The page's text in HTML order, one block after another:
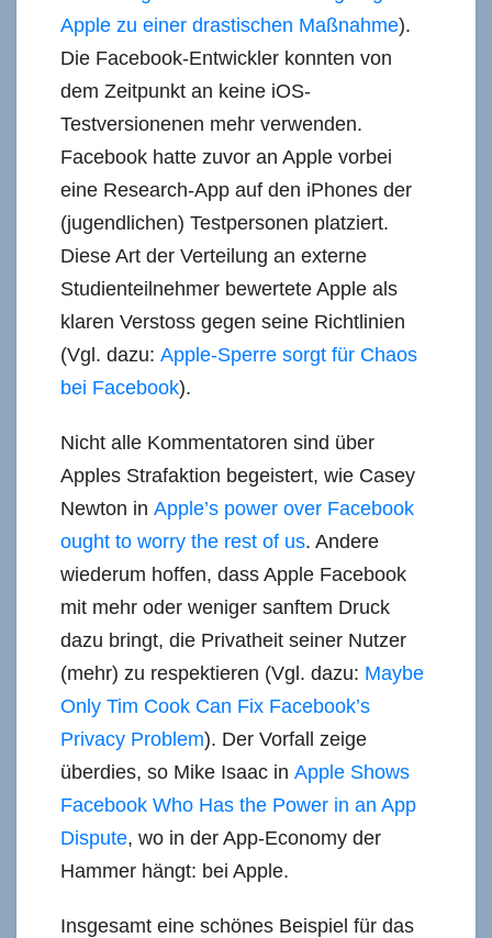
Apple zu einer drastischen Maßnahme).
Die Facebook-Entwickler konnten von
dem Zeitpunkt an keine iOS-
Testversionenen mehr verwenden.
Facebook hatte zuvor an Apple vorbei
eine Research-App auf den iPhones der
(jugendlichen) Testpersonen platziert.
Diese Art der Verteilung an externe
Studienteilnehmer bewertete Apple als
klaren Verstoss gegen seine Richtlinien
(Vgl. dazu: Apple-Sperre sorgt für Chaos
bei Facebook).
Nicht alle Kommentatoren sind über
Apples Strafaktion begeistert, wie Casey
Newton in Apple’s power over Facebook
ought to worry the rest of us. Andere
wiederum hoffen, dass Apple Facebook
mit mehr oder weniger sanftem Druck
dazu bringt, die Privatheit seiner Nutzer
(mehr) zu respektieren (Vgl. dazu: Maybe
Only Tim Cook Can Fix Facebook’s
Privacy Problem). Der Vorfall zeige
überdies, so Mike Isaac in Apple Shows
Facebook Who Has the Power in an App
Dispute, wo in der App-Economy der
Hammer hängt: bei Apple.
Insgesamt eine schönes Beispiel für das